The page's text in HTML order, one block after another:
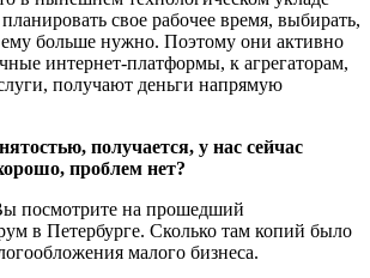
свое рабочее время, выбирать,
ему больше нужно. Поэтому они активно
интернет-платформы, к агрегаторам,
получают деньги напрямую
получается, у нас сейчас
проблем нет?
посмотрите на прошедший
в Петербурге. Сколько там копий было
малого бизнеса.